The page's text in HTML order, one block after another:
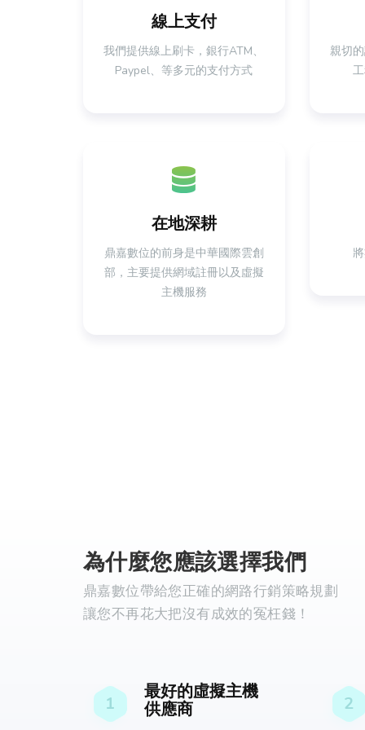
線上支付
我們提供線上刷卡，銀行ATM、
Paypel、等多元的支付方式
親切
在地深耕
鼎嘉數位的前身是中華國際雲創
部，主要提供網域註冊以及虛擬
主機服務
為什麼您應該選擇我們
鼎嘉數位帶給您正確的網路行銷策略規劃
讓您不再花大把沒有成效的冤枉錢！
1
最好的虛擬主機
供應商
2